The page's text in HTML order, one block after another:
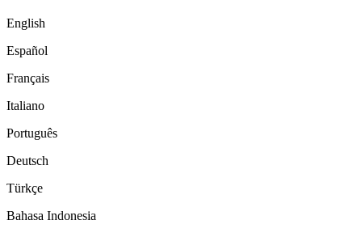
English
Español
Français
Italiano
Português
Deutsch
Türkçe
Bahasa Indonesia